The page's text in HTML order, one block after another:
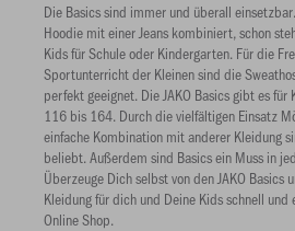
Die Basics sind immer und überall
Hoodie mit einer Jeans kombiniert, schon
Kids für Schule oder Kindergarten. Für die
Sportunterricht der Kleinen sind die
perfekt geeignet. Die JAKO Basics gibt es für
116 bis 164. Durch die vielfältigen Einsatz
einfache Kombination mit anderer Kleidung
beliebt. Außerdem sind Basics ein Muss in
Überzeuge Dich selbst von den JAKO Basics
Kleidung für dich und Deine Kids schnell und
Online Shop.